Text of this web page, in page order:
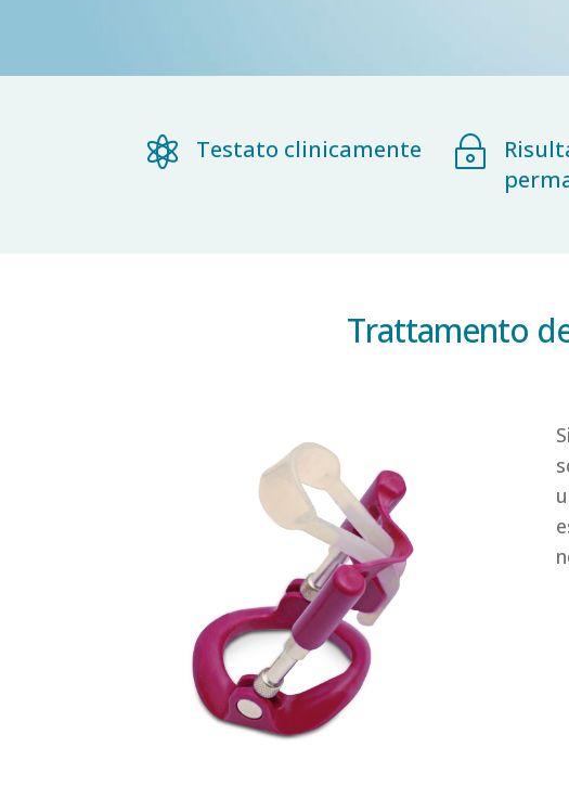
 Testato clinicamente ~
Trattamento